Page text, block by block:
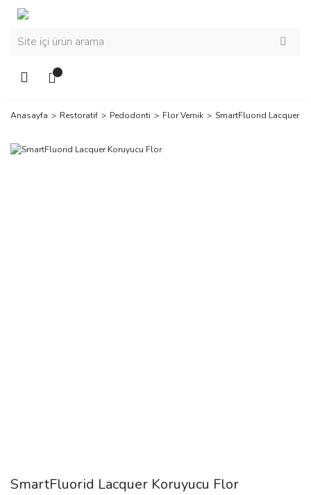
Anasayfa Restoratif Pedodonti Flor Vernik SmartFluorid Lacquer
SmartFluorid Lacquer Koruyucu Flor